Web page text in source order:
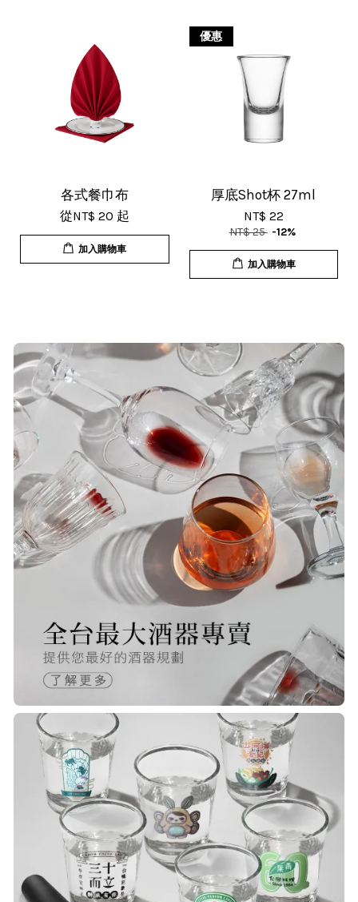
U***
18/Nov/2025 07:35 pm
杯子的品質非常好、寄出很快速很有
效率，現在買調酒用品都會優先選購
貨速度快，商品品質也很ok，價格又
超值，值得推薦大家購買
S***
20/Nov/2025 10:10 am
很快就收到商品了，出貨速度相當
快，下單後很快就出貨了，商品包裝
完整，價錢也相當的不錯，值得推薦
R***
21/Nov/2025 05:25 pm
已經回購無數次，賣家態度良好，有
問必答，包裝完整，商品也非常的
棒！
各式餐巾布
從NT$ 20 起
加入購物車
優惠
厚底Shot杯 27ml
NT$ 22
NT$ 25 -12%
加入購物車